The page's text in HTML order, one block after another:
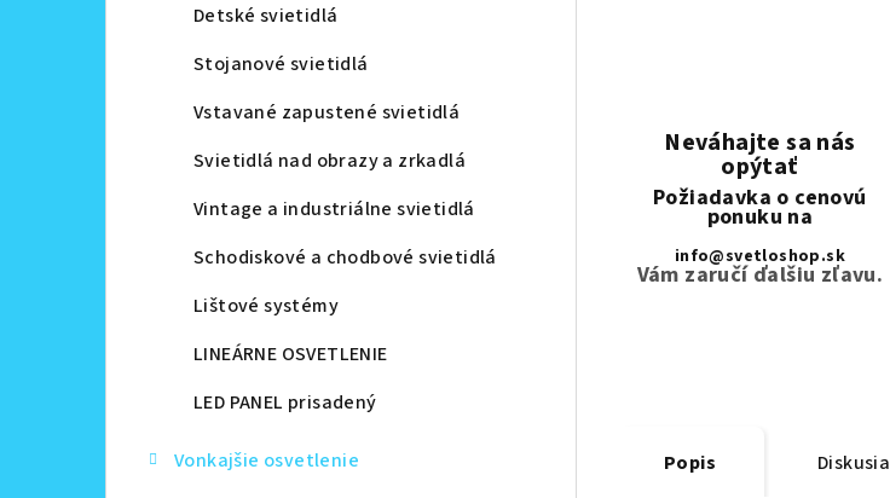
Detské svietidlá
Stojanové svietidlá
Vstavané zapustené svietidlá
Svietidlá nad obrazy a zrkadlá
Vintage a industriálne svietidlá
Schodiskové a chodbové svietidlá
Lištové systémy
LINEÁRNE OSVETLENIE
LED PANEL prisadený
Vonkajšie osvetlenie
Neváhajte sa nás
opýtať
Požiadavka o cenovú
ponuku na
info@svetloshop.sk
Vám zaručí ďalšiu zľavu.
Popis Diskusia